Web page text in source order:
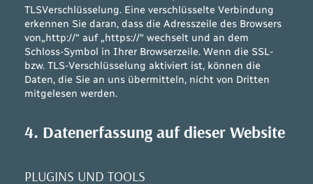
TLSVerschlüsselung. Eine verschlüsselte Verbindung
erkennen Sie daran, dass die Adresszeile des Browsers
von„http://“ auf „https://“ wechselt und an dem
Schloss-Symbol in Ihrer Browserzeile. Wenn die SSL-
bzw. TLS-Verschlüsselung aktiviert ist, können die
Daten, die Sie an uns übermitteln, nicht von Dritten
mitgelesen werden.
4. Datenerfassung auf dieser Website
PLUGINS UND TOOLS